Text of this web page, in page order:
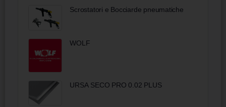
Scrostatori e Bocciarde pneumatiche
WOLF
URSA SECO PRO 0.02 PLUS